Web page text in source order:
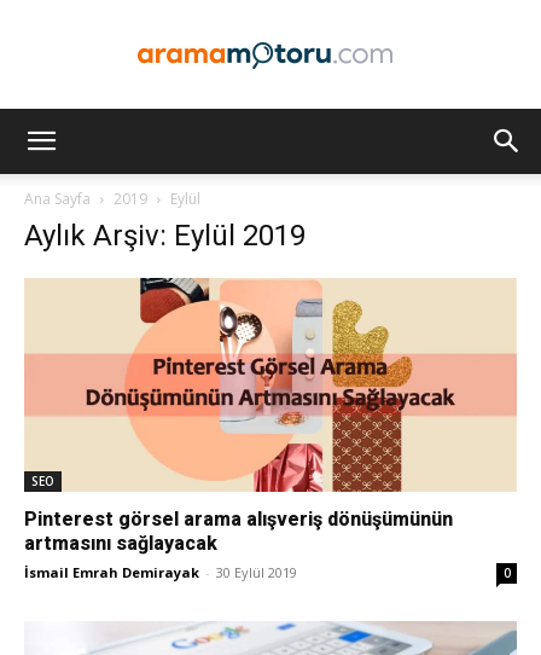
Optimizasyonu
ve
Ana Sayfa 2019 Eylül
Aylık Arşiv: Eylül 2019
SEO
Pinterest görsel arama alışveriş dönüşümünün
artmasını sağlayacak
İsmail Emrah Demirayak - 30 Eylül 2019 0